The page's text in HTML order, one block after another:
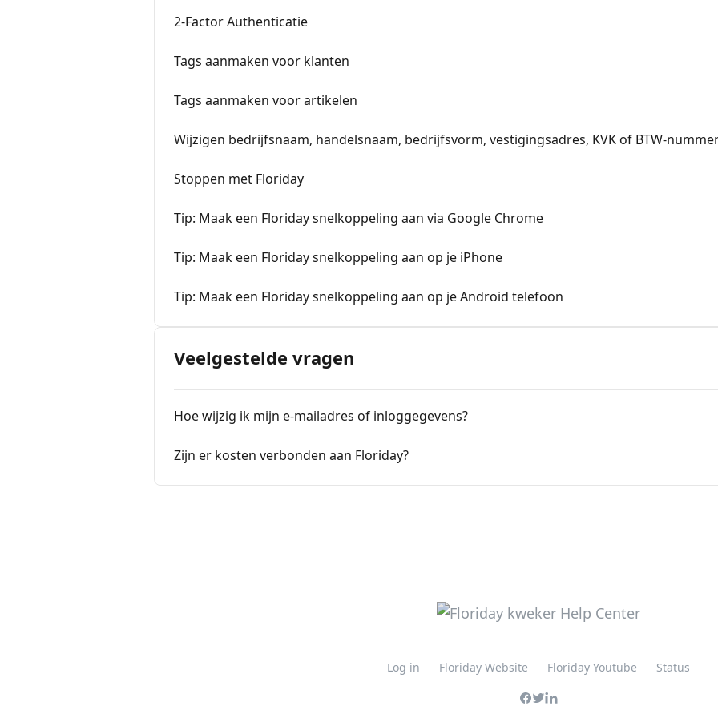
2-Factor Authenticatie
Tags aanmaken voor klanten
Tags aanmaken voor artikelen
Wijzigen bedrijfsnaam, handelsnaam, bedrijfsvorm, vestigingsadres, KVK of BTW-
Stoppen met Floriday
Tip: Maak een Floriday snelkoppeling aan via Google Chrome
Tip: Maak een Floriday snelkoppeling aan op je iPhone
Tip: Maak een Floriday snelkoppeling aan op je Android telefoon
Veelgestelde vragen
Hoe wijzig ik mijn e-mailadres of inloggegevens?
Zijn er kosten verbonden aan Floriday?
Log in Floriday Website Floriday Youtube Status